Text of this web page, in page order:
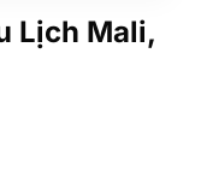
Lịch Mali,